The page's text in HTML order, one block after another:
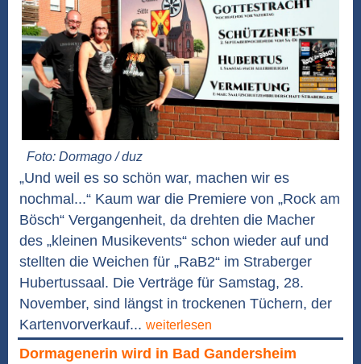
Foto: Dormago / duz
„Und weil es so schön war, machen wir es
nochmal...“ Kaum war die Premiere von „Rock am
Bösch“ Vergangenheit, da drehten die Macher
des „kleinen Musikevents“ schon wieder auf und
stellten die Weichen für „RaB2“ im Straberger
Hubertussaal. Die Verträge für Samstag, 28.
November, sind längst in trockenen Tüchern, der
Kartenvorverkauf... weiterlesen
Dormagenerin wird in Bad Gandersheim